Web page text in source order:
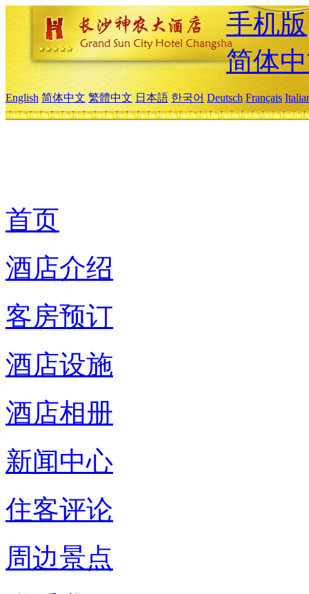
手机版
简体
English 简体中文 繁體中文 日本語 한국어 Deutsch Français
首页
酒店介绍
客房预订
酒店设施
酒店相册
新闻中心
住客评论
周边景点